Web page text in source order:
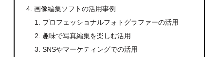
画像編集ソフトの活用事例
プロフェッショナルフォトグラファーの活用
趣味で写真編集を楽しむ活用
SNSやマーケティングでの活用